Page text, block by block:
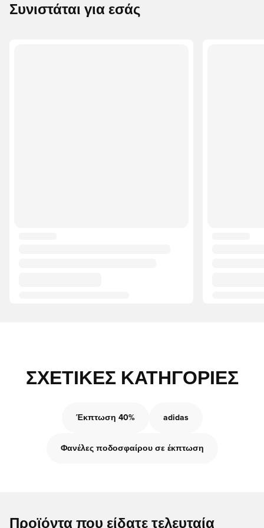
Συνιστάται για εσάς
ΣΧΕΤΙΚΈΣ ΚΑΤΗΓΟΡΊΕΣ
Έκπτωση 40% adidas
Φανέλες ποδοσφαίρου σε έκπτωση
Προϊόντα που είδατε τελευταία